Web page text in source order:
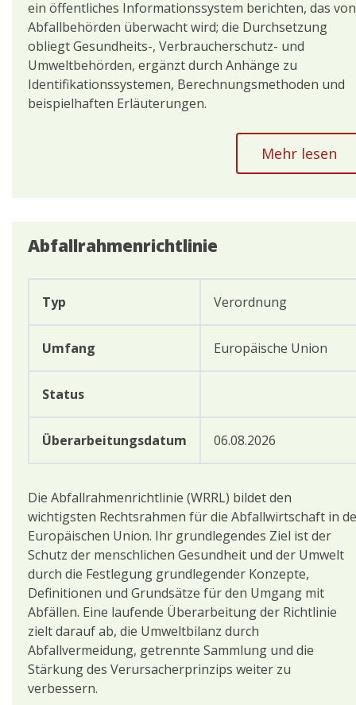
ein öffentliches Informationssystem berichten, das von
Abfallbehörden überwacht wird; die Durchsetzung
obliegt Gesundheits-, Verbraucherschutz- und
Umweltbehörden, ergänzt durch Anhänge zu
Identifikationssystemen, Berechnungsmethoden und
beispielhaften Erläuterungen.
Mehr lesen
Abfallrahmenrichtlinie
Typ
Umfang
Status
Überarbeitungsdatum
Verordnung
Europäische Union
06.08.2026
Die Abfallrahmenrichtlinie (WRRL) bildet den
wichtigsten Rechtsrahmen für die Abfallwirtschaft in
Europäischen Union. Ihr grundlegendes Ziel ist der
Schutz der menschlichen Gesundheit und der Umwelt
durch die Festlegung grundlegender Konzepte,
Definitionen und Grundsätze für den Umgang mit
Abfällen. Eine laufende Überarbeitung der Richtlinie
zielt darauf ab, die Umweltbilanz durch
Abfallvermeidung, getrennte Sammlung und die
Stärkung des Verursacherprinzips weiter zu
verbessern.